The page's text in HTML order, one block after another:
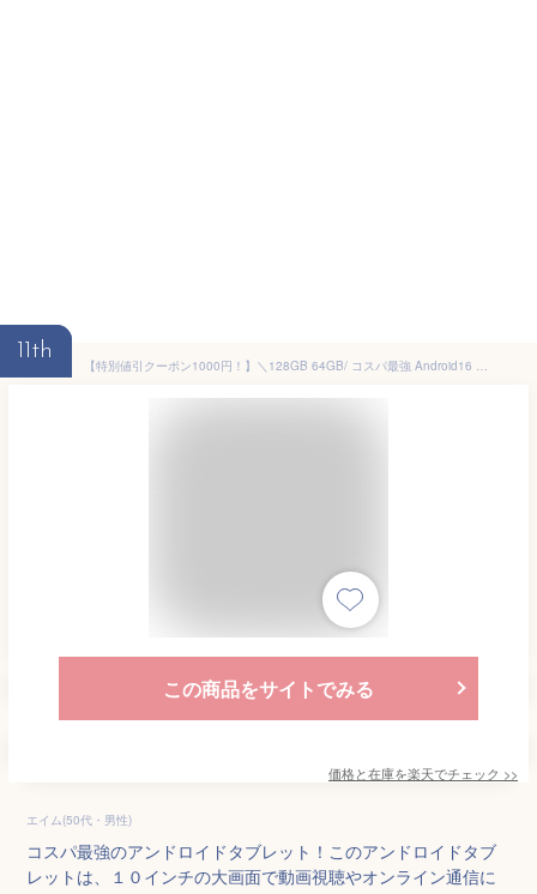
11th
【特別値引クーポン1000円！】＼128GB 64GB/ コスパ最強 Android16 ★／ 10インチ タブレットPC Android15 8コア GPS搭載 Wi-Fiモデル 6000mAh 10インチ レビュー タブレット wi-fi オクタコア TECLAST 誕生日 家電 P30 android 子供 本体 ギフト プレゼント 12/9迄
この商品をサイトでみる
価格と在庫を楽天でチェック >>
エイム(50代・男性)
コスパ最強のアンドロイドタブレット！このアンドロイドタブ
レットは、１０インチの大画面で動画視聴やオンライン通信に